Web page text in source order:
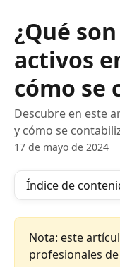
¿Qué
activos
cómo se
Descubre en este
y cómo se
17 de mayo de 2024
Índice de
Nota: este
profesionales